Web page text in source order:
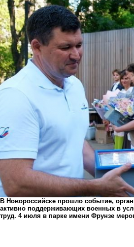
В Новороссийске прошло событие,
активно поддерживающих военных в
труд. 4 июля в парке имени Фрунзе